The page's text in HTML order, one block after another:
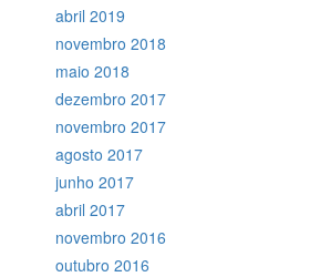
abril 2019
novembro 2018
maio 2018
dezembro 2017
novembro 2017
agosto 2017
junho 2017
abril 2017
novembro 2016
outubro 2016